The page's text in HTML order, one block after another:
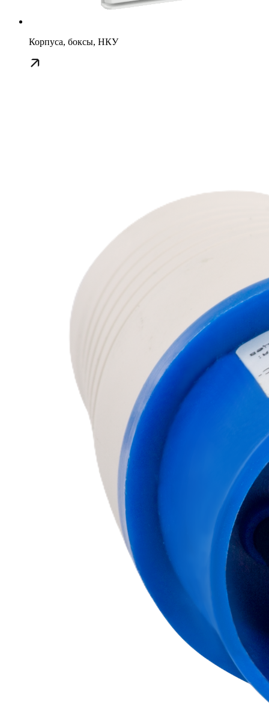
Корпуса, боксы, НКУ